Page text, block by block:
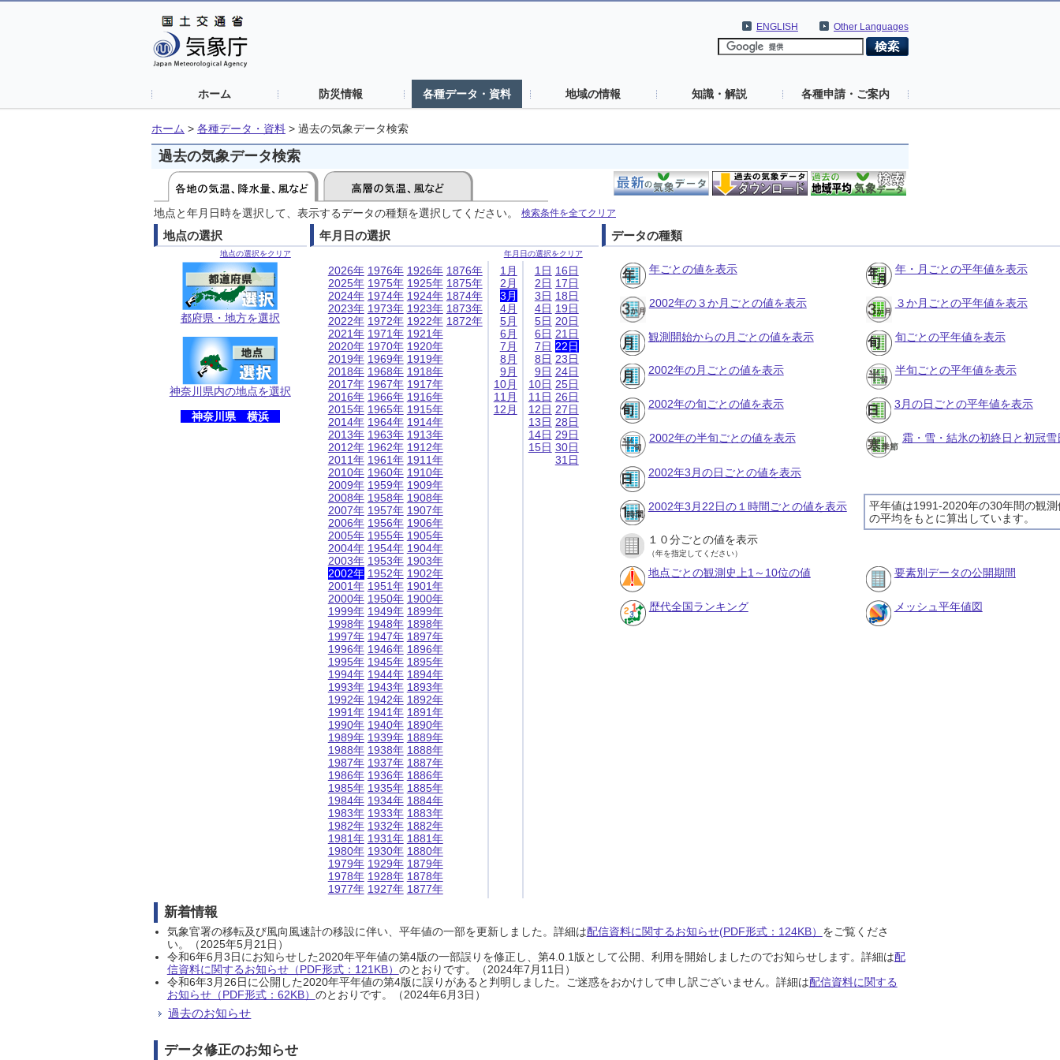
Other Languages
ENGLISH
ホーム 防災情報 各種データ・資料 地域の情報 知識・解説 各種申請・ご案内
ホーム > 各種データ・資料 > 過去の気象データ検索
過去の気象データ検索
地点と年月日時を選択して、表示するデータの種類を選択してください。 検索条件を全てクリア
地点の選択
地点の選択をクリア
都府県・地方を選択
神奈川県内の地点を選択
神奈川県 横浜
年月日の選択
年月日の選択をクリア
2026年
2025年
2024年
2023年
2022年
2021年
2020年
2019年
2018年
2017年
2016年
2015年
2014年
2013年
2012年
2011年
2010年
2009年
2008年
2007年
2006年
2005年
2004年
2003年
2002年
2001年
2000年
1999年
1998年
1997年
1996年
1995年
1994年
1993年
1992年
1991年
1990年
1989年
1988年
1987年
1986年
1985年
1984年
1983年
1982年
1981年
1980年
1979年
1978年
1977年
1976年
1975年
1974年
1973年
1972年
1971年
1970年
1969年
1968年
1967年
1966年
1965年
1964年
1963年
1962年
1961年
1960年
1959年
1958年
1957年
1956年
1955年
1954年
1953年
1952年
1951年
1950年
1949年
1948年
1947年
1946年
1945年
1944年
1943年
1942年
1941年
1940年
1939年
1938年
1937年
1936年
1935年
1934年
1933年
1932年
1931年
1930年
1929年
1928年
1927年
1926年
1925年
1924年
1923年
1922年
1921年
1920年
1919年
1918年
1917年
1916年
1915年
1914年
1913年
1912年
1911年
1910年
1909年
1908年
1907年
1906年
1905年
1904年
1903年
1902年
1901年
1900年
1899年
1898年
1897年
1896年
1895年
1894年
1893年
1892年
1891年
1890年
1889年
1888年
1887年
1886年
1885年
1884年
1883年
1882年
1881年
1880年
1879年
1878年
1877年
1876年
1875年
1874年
1873年
1872年
1月
2月
3月
4月
5月
6月
7月
8月
9月
10月
11月
12月
1日
2日
3日
4日
5日
6日
7日
8日
9日
10日
11日
12日
13日
14日
15日
16日
17日
18日
19日
20日
21日
22日
23日
24日
25日
26日
27日
28日
29日
30日
31日
データの種類
年ごとの値を表示 年・月ごとの平年値を表示
2002年の３か月ごとの値を表示 ３か月ごとの平年値を表示
観測開始からの月ごとの値を表示 旬ごとの平年値を表示
2002年の月ごとの値を表示 半旬ごとの平年値を表示
2002年の旬ごとの値を表示 3月の日ごとの平年値を表示
2002年の半旬ごとの値を表示 霜・雪・結氷の初終日と初冠
2002年3月の日ごとの値を表示
平年値は1991-2020年の30年間の観測
の平均をもとに算出しています。
2002年3月22日の１時間ごとの値を表示
１０分ごとの値を表示
（年を指定してください）
地点ごとの観測史上1～10位の値 要素別データの公開期間
歴代全国ランキング メッシュ平年値図
新着情報
気象官署の移転及び風向風速計の移設に伴い、平年値の一部を更新しました。詳細は配信資料に関するお知らせ(PDF形式：124KB） をご覧くださ
い。（2025年5月21日）
令和6年6月3日にお知らせした2020年平年値の第4版の一部誤りを修正し、第4.0.1版として公開、利用を開始しましたのでお知らせします。詳細は配
信資料に関するお知らせ（PDF形式：121KB） のとおりです。（2024年7月11日）
令和6年3月26日に公開した2020年平年値の第4版に誤りがあると判明しました。ご迷惑をおかけして申し訳ございません。詳細は配信資料に関する
お知らせ（PDF形式：62KB） のとおりです。（2024年6月3日）
過去のお知らせ
データ修正のお知らせ